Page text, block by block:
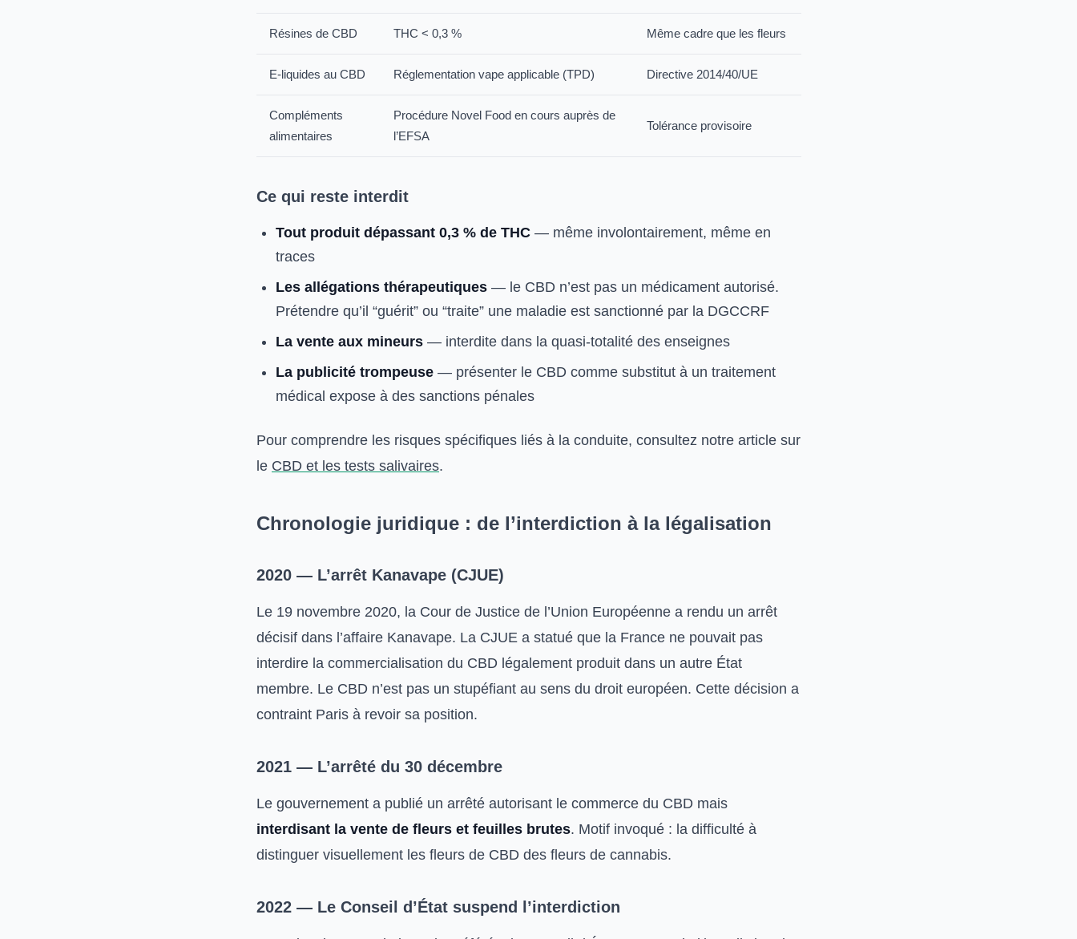
Résines de CBD THC < 0,3 % Même cadre que les fleurs
E-liquides au CBD Réglementation vape applicable (TPD) Directive 2014/40/UE
Compléments
alimentaires
Procédure Novel Food en cours auprès de
l’EFSA
Tolérance provisoire
Ce qui reste interdit
Tout produit dépassant 0,3 % de THC — même involontairement, même en
traces
Les allégations thérapeutiques — le CBD n’est pas un médicament autorisé.
Prétendre qu’il “guérit” ou “traite” une maladie est sanctionné par la DGCCRF
La vente aux mineurs — interdite dans la quasi-totalité des enseignes
La publicité trompeuse — présenter le CBD comme substitut à un traitement
médical expose à des sanctions pénales
Pour comprendre les risques spécifiques liés à la conduite, consultez notre article sur
le CBD et les tests salivaires.
Chronologie juridique : de l’interdiction à la légalisation
2020 — L’arrêt Kanavape (CJUE)
Le 19 novembre 2020, la Cour de Justice de l’Union Européenne a rendu un arrêt
décisif dans l’affaire Kanavape. La CJUE a statué que la France ne pouvait pas
interdire la commercialisation du CBD légalement produit dans un autre État
membre. Le CBD n’est pas un stupéfiant au sens du droit européen. Cette décision a
contraint Paris à revoir sa position.
2021 — L’arrêté du 30 décembre
Le gouvernement a publié un arrêté autorisant le commerce du CBD mais
interdisant la vente de fleurs et feuilles brutes. Motif invoqué : la difficulté à
distinguer visuellement les fleurs de CBD des fleurs de cannabis.
2022 — Le Conseil d’État suspend l’interdiction